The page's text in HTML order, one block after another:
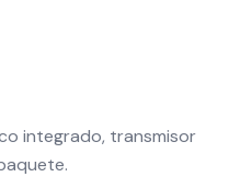
integrado, transmisor